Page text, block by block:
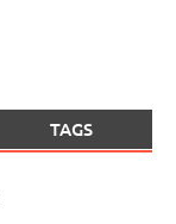
TAGS